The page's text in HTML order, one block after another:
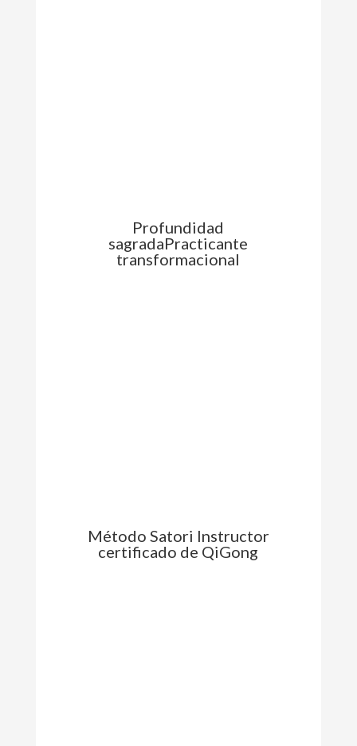
Profundidad
sagradaPracticante
transformacional
Método Satori Instructor
certificado de QiGong